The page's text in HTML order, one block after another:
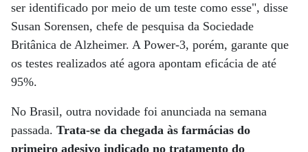
ser identificado por meio de um teste como esse", disse
Susan Sorensen, chefe de pesquisa da Sociedade
Britânica de Alzheimer. A Power-3, porém, garante que
os testes realizados até agora apontam eficácia de até
95%.
No Brasil, outra novidade foi anunciada na semana
passada. Trata-se da chegada às farmácias do
primeiro adesivo indicado no tratamento do